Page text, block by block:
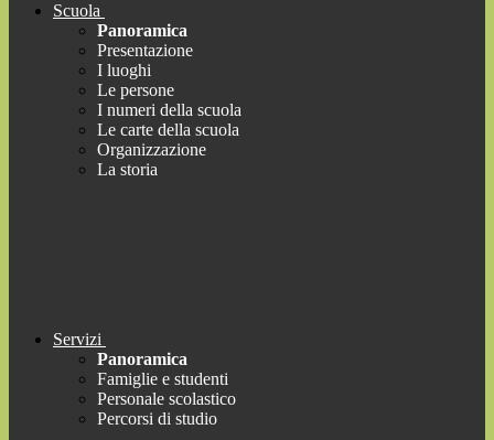
Scuola
Panoramica
Presentazione
I luoghi
Le persone
I numeri della scuola
Le carte della scuola
Organizzazione
La storia
Servizi
Panoramica
Famiglie e studenti
Personale scolastico
Percorsi di studio